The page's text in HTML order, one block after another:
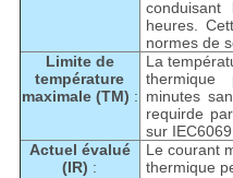
heures.
normes de
Limite de
température
maximale (TM) :
La
thermique
minutes
requirde
sur
Actuel évalué
(IR) :
Le courant
thermique